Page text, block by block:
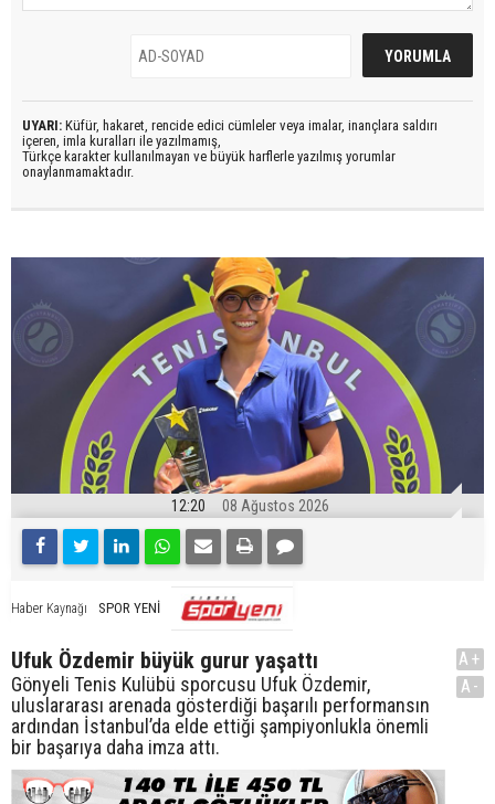
UYARI: Küfür, hakaret, rencide edici cümleler veya imalar, inançlara saldırı
içeren, imla kuralları ile yazılmamış,
Türkçe karakter kullanılmayan ve büyük harflerle yazılmış yorumlar
onaylanmamaktadır.
12:20 08 Ağustos 2026
Haber Kaynağı SPOR YENİ
Ufuk Özdemir büyük gurur yaşattı
Gönyeli Tenis Kulübü sporcusu Ufuk Özdemir,
uluslararası arenada gösterdiği başarılı performansın
ardından İstanbul’da elde ettiği şampiyonlukla önemli
bir başarıya daha imza attı.
A+
A-